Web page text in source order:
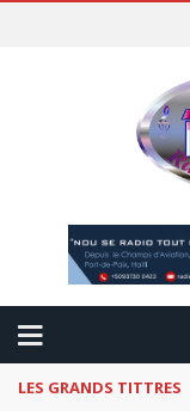
LES GRANDS TITTRES